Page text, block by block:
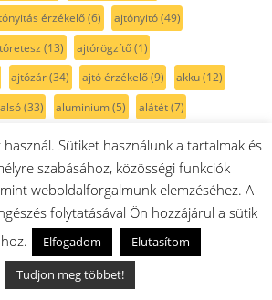
érzékelő(6) ajtónyitó(49)
(13) ajtórögzítő(1)
ajtózár(34) ajtó érzékelő(9) akku(12)
alsó(33) aluminium(5) alátét(7)
(11) aquastop aszaló
(1) befolyócső(5) bekötődoboz(9)
(11) belső üveg(17) betét(7)
beépítési készlet(12) beőblítőszelep(2)
(31) bolygókerék(6) bordás szíj(21)
botmixer
Sütiket használunk a tartalmak és
szabásához, közösségi funkciók
weboldalforgalmunk elemzéséhez. A
folytatásával Ön hozzájárul a sütik
Elfogadom
Elutasítom
Tudjon meg többet!